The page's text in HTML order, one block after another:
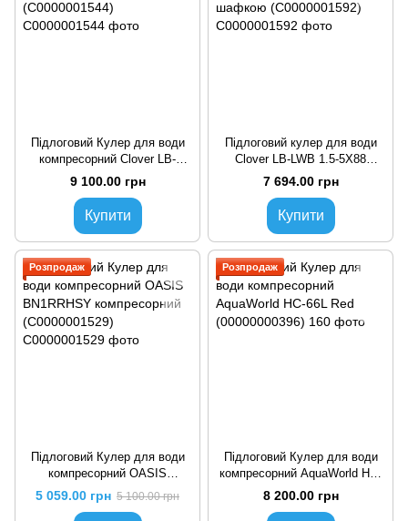
Підлоговий Кулер для води
компресорний Clover LB-
LWB1.5-5X77 з шафкою
(C0000001544)
9 100.00 грн
Купити
Підлоговий кулер для води
Clover LB-LWB 1.5-5X88
компресорний з шафкою
(C0000001592)
7 694.00 грн
Купити
Розпродаж
Підлоговий Кулер для води
компресорний OASIS
BN1RRHSY компресорний
(C0000001529)
5 059.00 грн 5 100.00 грн
Розпродаж
Підлоговий Кулер для води
компресорний AquaWorld HC-
66L Red (00000000396)
8 200.00 грн